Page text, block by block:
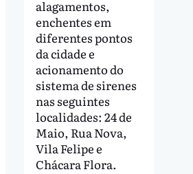
alagamentos,
enchentes em
diferentes pontos
da cidade e
acionamento do
sistema de sirenes
nas seguintes
localidades: 24 de
Maio, Rua Nova,
Vila Felipe e
Chácara Flora.